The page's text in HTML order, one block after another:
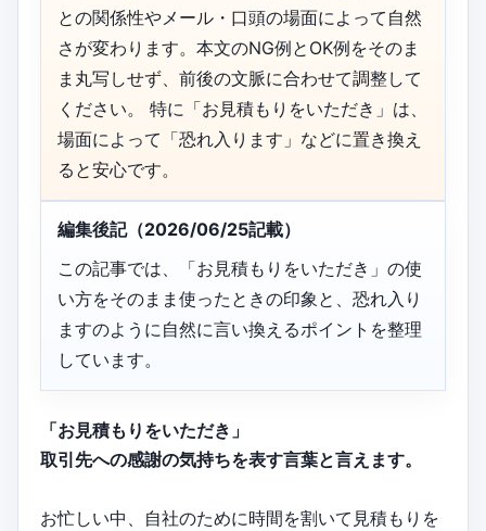
との関係性やメール・口頭の場面によって自然
さが変わります。本文のNG例とOK例をそのま
ま丸写しせず、前後の文脈に合わせて調整して
ください。 特に「お見積もりをいただき」は、
場面によって「恐れ入ります」などに置き換え
ると安心です。
編集後記（2026/06/25記載）
この記事では、「お見積もりをいただき」の使
い方をそのまま使ったときの印象と、恐れ入り
ますのように自然に言い換えるポイントを整理
しています。
「お見積もりをいただき」
取引先への感謝の気持ちを表す言葉と言えます。
お忙しい中、自社のために時間を割いて見積もりを